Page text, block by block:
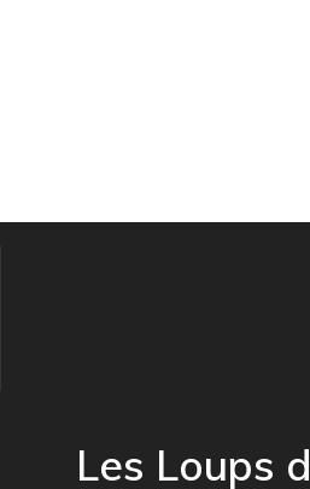
Les Loups